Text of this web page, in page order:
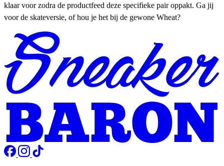
klaar voor zodra de productfeed deze specifieke pair oppakt. Ga jij
voor de skateversie, of hou je het bij de gewone Wheat?